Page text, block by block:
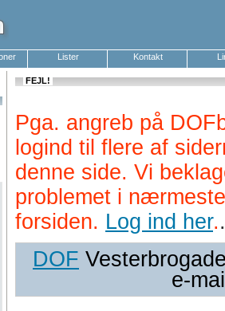
Lister Kontakt
FEJL!
Pga. angreb på
logind til flere af
denne side. Vi
problemet i
forsiden. Log ind her..
DOF
e-